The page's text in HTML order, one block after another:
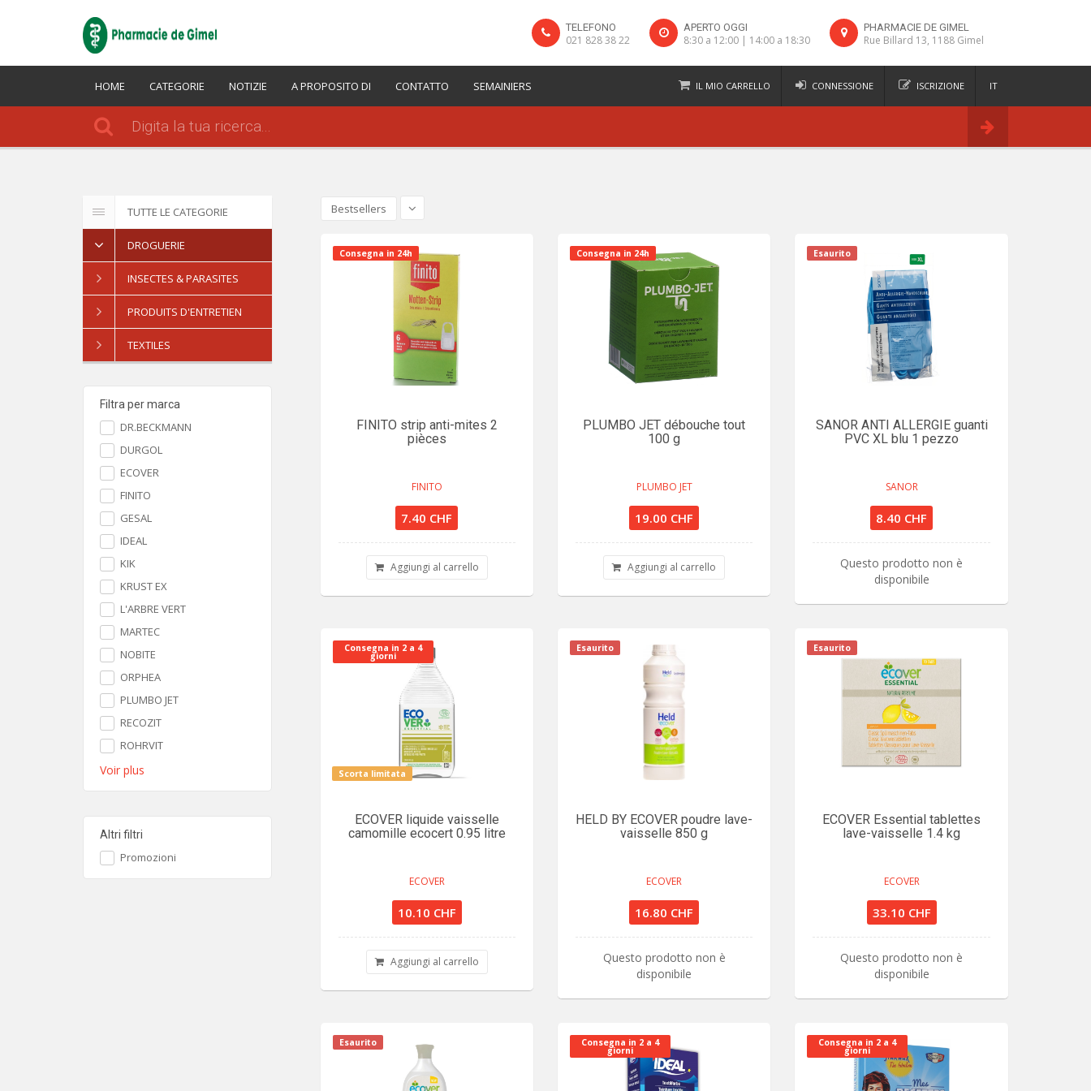
TELEFONO
021 828 38 22
APERTO OGGI
8:30 a 12:00 | 14:00 a 18:30
PHARMACIE DE GIMEL
Rue Billard 13, 1188 Gimel
HOME CATEGORIE NOTIZIE A PROPOSITO DI CONTATTO SEMAINIERS IL MIO CARRELLO CONNESSIONE ISCRIZIONE IT
DE
TUTTE LE CATEGORIE
DROGUERIE
INSECTES & PARASITES
PRODUITS D'ENTRETIEN
TEXTILES
Filtra per marca
DR.BECKMANN
DURGOL
ECOVER
FINITO
GESAL
IDEAL
KIK
KRUST EX
L'ARBRE VERT
MARTEC
NOBITE
ORPHEA
PLUMBO JET
RECOZIT
ROHRVIT
Voir plus
Altri filtri
Promozioni
Bestsellers
Consegna in 24h
FINITO strip anti-mites 2
pièces
FINITO
7.40 CHF
Aggiungi al carrello
Consegna in 24h
PLUMBO JET débouche tout
100 g
PLUMBO JET
19.00 CHF
Aggiungi al carrello
Esaurito
SANOR ANTI ALLERGIE guanti
PVC XL blu 1 pezzo
SANOR
8.40 CHF
Questo prodotto non è
disponibile
Consegna in 2 a 4
giorni
Scorta limitata
ECOVER liquide vaisselle
camomille ecocert 0.95 litre
ECOVER
10.10 CHF
Aggiungi al carrello
Esaurito
HELD BY ECOVER poudre lave-
vaisselle 850 g
ECOVER
16.80 CHF
Questo prodotto non è
disponibile
Esaurito
ECOVER Essential tablettes
lave-vaisselle 1.4 kg
ECOVER
33.10 CHF
Questo prodotto non è
disponibile
Esaurito Consegna in 2 a 4
giorni
Consegna in 2 a 4
giorni